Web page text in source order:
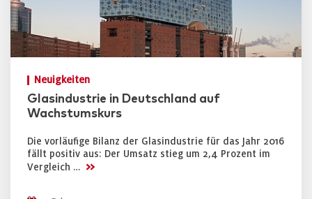
Neuigkeiten
Glasindustrie in Deutschland auf
Wachstumskurs
Die vorläufige Bilanz der Glasindustrie für das Jahr 2016
fällt positiv aus: Der Umsatz stieg um 2,4 Prozent im
Vergleich … >>